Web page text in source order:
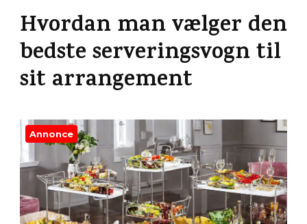
Hvordan man vælger den
bedste serveringsvogn til
sit arrangement
Annonce